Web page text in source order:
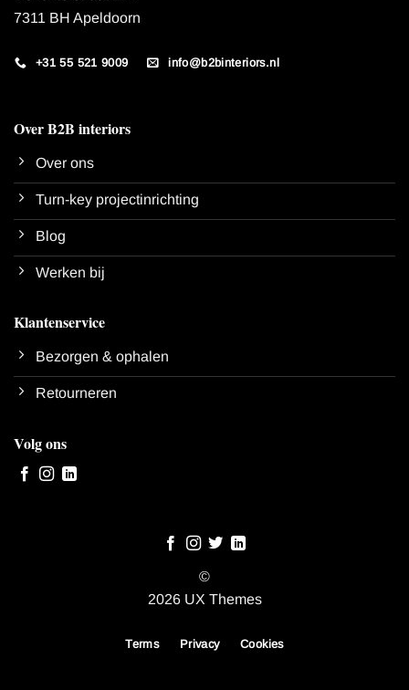
7311 BH Apeldoorn
+31 55 521 9009 info@b2binteriors.nl
Over B2B interiors
Over ons
Turn-key projectinrichting
Blog
Werken bij
Klantenservice
Bezorgen & ophalen
Retourneren
Volg ons
©
2026 UX Themes
Terms Privacy Cookies